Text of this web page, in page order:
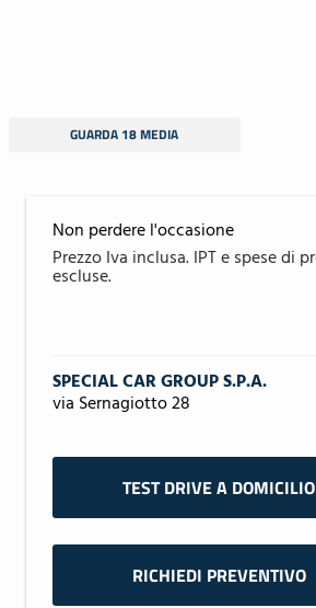
GUARDA 18 MEDIA
Non perdere l'occasione
SPECIAL CAR GROUP S.P.A.
via Sernagiotto 28
TEST DRIVE A DOMICILIO
RICHIEDI PREVENTIVO